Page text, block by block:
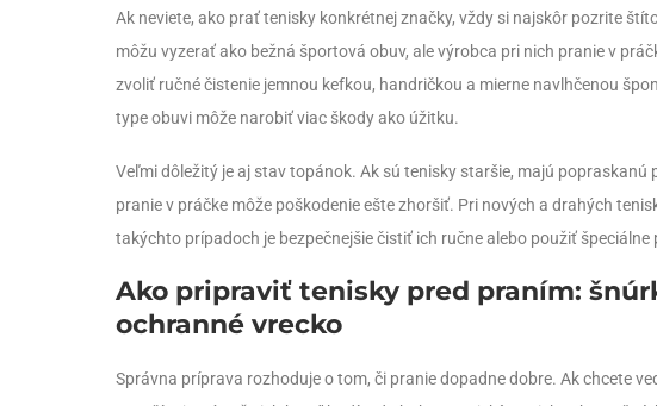
Ak neviete, ako prať tenisky konkrétnej značky, vždy si najskôr pozrite
môžu vyzerať ako bežná športová obuv, ale výrobca pri nich pranie v
zvoliť ručné čistenie jemnou kefkou, handričkou a mierne navlhčenou
type obuvi môže narobiť viac škody ako úžitku.
Veľmi dôležitý je aj stav topánok. Ak sú tenisky staršie, majú popraskanú
pranie v práčke môže poškodenie ešte zhoršiť. Pri nových a drahých
takýchto prípadoch je bezpečnejšie čistiť ich ručne alebo použiť špeciálne
Ako pripraviť tenisky pred praním:
ochranné vrecko
Správna príprava rozhoduje o tom, či pranie dopadne dobre. Ak chcete